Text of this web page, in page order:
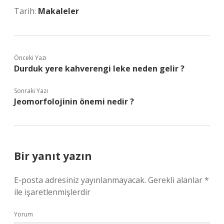
Tarih: Makaleler
Önceki Yazı
Durduk yere kahverengi leke neden gelir ?
Sonraki Yazı
Jeomorfolojinin önemi nedir ?
Bir yanıt yazın
E-posta adresiniz yayınlanmayacak. Gerekli alanlar*
ile işaretlenmişlerdir
Yorum